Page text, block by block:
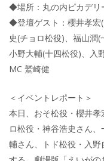
◆場所：丸の内ピカデ
◆登壇ゲスト：櫻井孝宏
史(チョロ松役)、福山潤(
小野大輔(十四松役)、入
MC 鷲崎健
＜イベントレポート＞
本日、おそ松役・櫻井
ロ松役・神谷浩史さん
輔さん、トド松役・入